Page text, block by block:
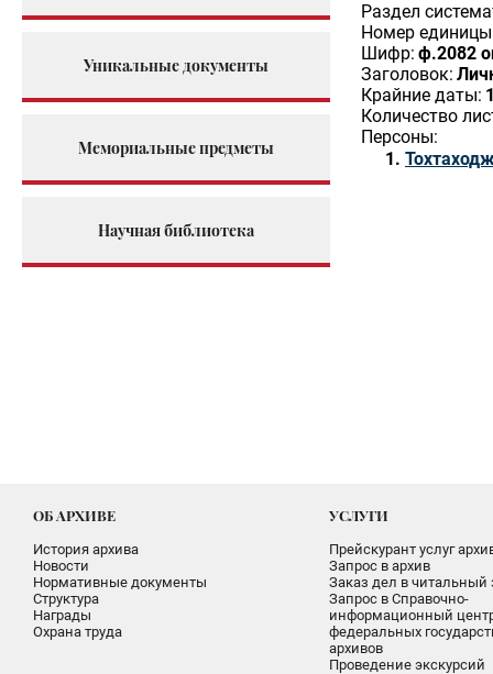
Уникальные документы
Мемориальные предметы
Научная библиотека
Раздел
Номер единицы
Шифр: ф.2082
Заголовок:
Крайние даты:
Количество
Персоны:
ОБ АРХИВЕ
История архива
Новости
Нормативные документы
Структура
Награды
Охрана труда
УСЛУГИ
Прейскурант услуг
Запрос в архив
Заказ дел в читальный
Запрос в Справочно-
информационный
федеральных
архивов
Проведение экскурсий